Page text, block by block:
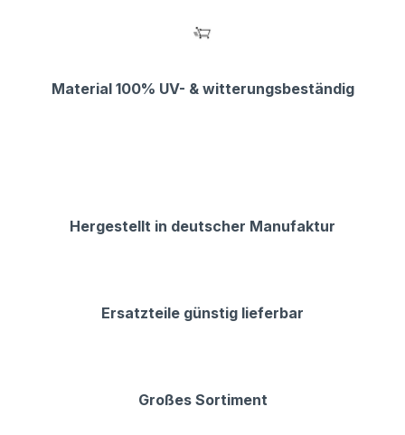
Material 100% UV- & witterungsbeständig
Hergestellt in deutscher Manufaktur
Ersatzteile günstig lieferbar
Großes Sortiment